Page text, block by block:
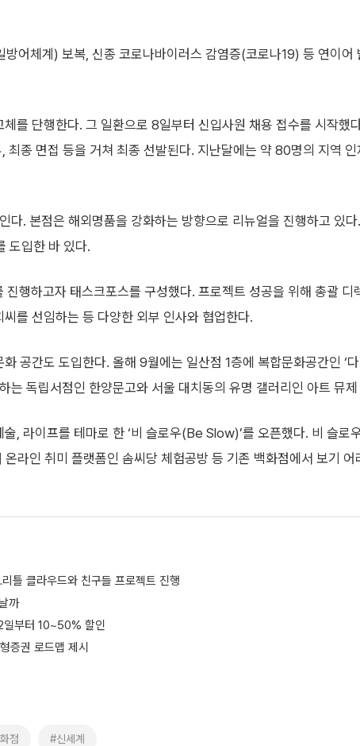
어체계) 보복, 신종 코로나바이러스 감염증(코로나19) 등 연이어
를 단행한다. 그 일환으로 8일부터 신입사원 채용 접수를 시작했
최종 면접 등을 거쳐 최종 선발된다. 지난달에는 약 80명의 지역
다. 본점은 해외명품을 강화하는 방향으로 리뉴얼을 진행하고 있다
도입한 바 있다.
행하고자 태스크포스를 구성했다. 프로젝트 성공을 위해 총괄 디
를 선임하는 등 다양한 외부 인사와 협업한다.
공간도 도입한다. 올해 9월에는 일산점 1층에 복합문화공간인 ‘
는 독립서점인 한양문고와 서울 대치동의 유명 갤러리인 아트 뮤
, 라이프를 테마로 한 ‘비 슬로우(Be Slow)’를 오픈했다. 비 슬로
라인 취미 플랫폼인 솜씨당 체험공방 등 기존 백화점에서 보기 어
틀 클라우드와 친구들 프로젝트 진행
까
일부터 10~50% 할인
증권 로드맵 제시
점 #신세계